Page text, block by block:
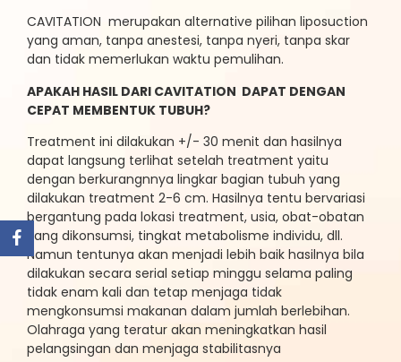
CAVITATION merupakan alternative pilihan liposuction
yang aman, tanpa anestesi, tanpa nyeri, tanpa skar
dan tidak memerlukan waktu pemulihan.
APAKAH HASIL DARI CAVITATION DAPAT DENGAN
CEPAT MEMBENTUK TUBUH?
Treatment ini dilakukan +/- 30 menit dan hasilnya
dapat langsung terlihat setelah treatment yaitu
dengan berkurangnnya lingkar bagian tubuh yang
dilakukan treatment 2-6 cm. Hasilnya tentu bervariasi
bergantung pada lokasi treatment, usia, obat-obatan
yang dikonsumsi, tingkat metabolisme individu, dll.
Namun tentunya akan menjadi lebih baik hasilnya bila
dilakukan secara serial setiap minggu selama paling
tidak enam kali dan tetap menjaga tidak
mengkonsumsi makanan dalam jumlah berlebihan.
Olahraga yang teratur akan meningkatkan hasil
pelangsingan dan menjaga stabilitasnya